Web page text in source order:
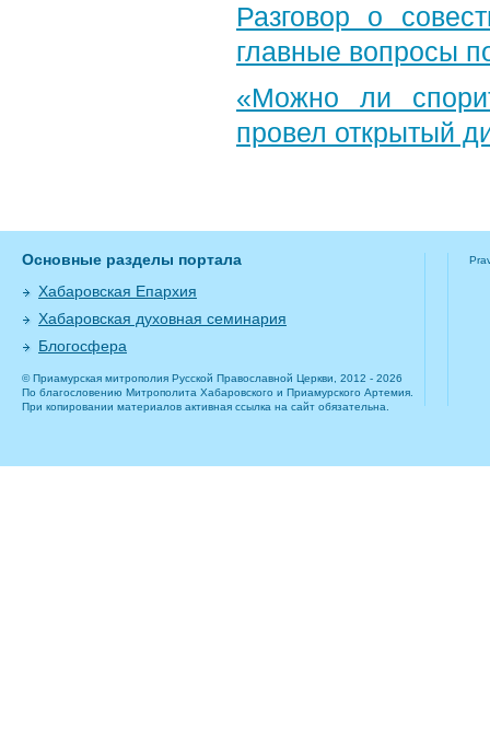
Разговор о
главные вопросы
«Можно ли
провел открытый
Основные разделы портала
Хабаровская Епархия
Хабаровская духовная семинария
Блогосфера
© Приамурская митрополия Русской Православной Церкви, 2012 - 2026
По благословению Митрополита Хабаровского и Приамурского Артемия.
При копировании материалов активная ссылка на сайт обязательна.